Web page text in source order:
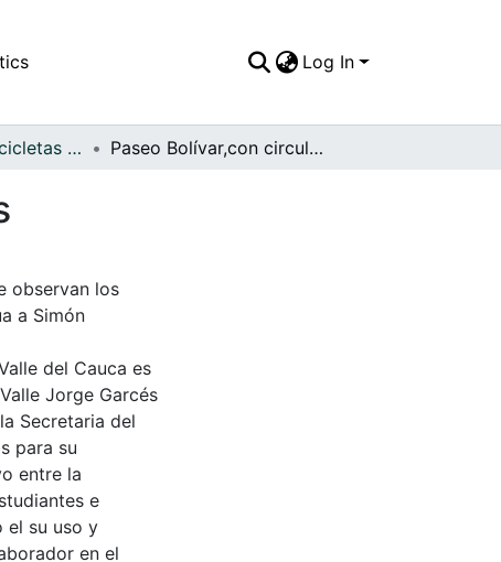
Log In
APFFVC - Las Bicicletas y Ca - Patrimonial Paseo Bolívar,con circulación en los dos sentidos
observan los
a Simón
del Cauca es
Jorge Garcés
Secretaria del
para su
entre la
e
el su uso y
en el